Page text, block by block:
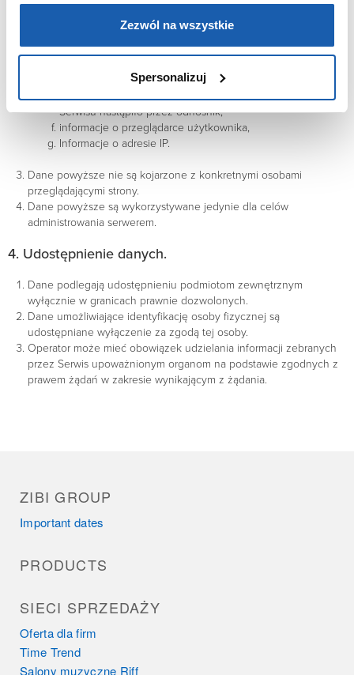
Zezwól na wszystkie
Spersonalizuj
nazwę stacji klienta – identyfikacja realizowana przez
protokół HTTP,
informacje o błędach jakie nastąpiły przy realizacji
adres URL strony poprzednio odwiedzanej przez
użytkownika (referer link) – w przypadku gdy przejście do
Serwisu nastąpiło przez odnośnik,
informacje o przeglądarce użytkownika,
Informacje o adresie IP.
Dane powyższe nie są kojarzone z konkretnymi osobami
przeglądającymi strony.
Dane powyższe są wykorzystywane jedynie dla celów
administrowania serwerem.
4. Udostępnienie danych.
Dane podlegają udostępnieniu podmiotom zewnętrznym
wyłącznie w granicach prawnie dozwolonych.
Dane umożliwiające identyfikację osoby fizycznej są
udostępniane wyłączenie za zgodą tej osoby.
Operator może mieć obowiązek udzielania informacji zebranych
przez Serwis upoważnionym organom na podstawie zgodnych z
prawem żądań w zakresie wynikającym z żądania.
ZIBI GROUP
Important dates
PRODUCTS
SIECI SPRZEDAŻY
Oferta dla firm
Time Trend
Salony muzyczne Riff